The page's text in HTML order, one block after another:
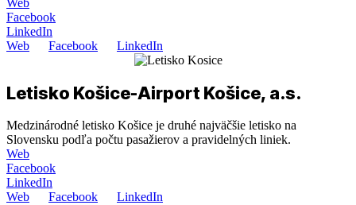
Facebook
LinkedIn
Web
Facebook LinkedIn
Letisko Košice-Airport Košice, a.s.
Medzinárodné letisko Košice je druhé najväčšie letisko na
Slovensku podľa počtu pasažierov a pravidelných liniek.
Web
Facebook
LinkedIn
Web
Facebook LinkedIn